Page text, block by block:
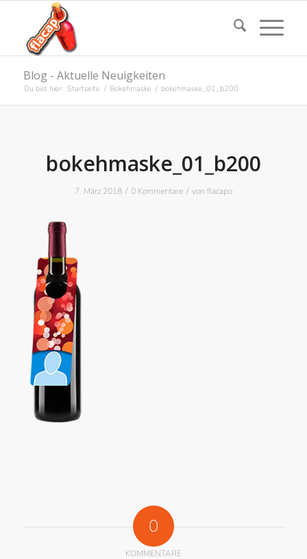
Blog - Aktuelle Neuigkeiten
Du bist hier: Startseite / Bokehmaske / bokehmaske_01_b200
bokehmaske_01_b200
7. März 2018 / 0 Kommentare / von flacapo
0
KOMMENTARE